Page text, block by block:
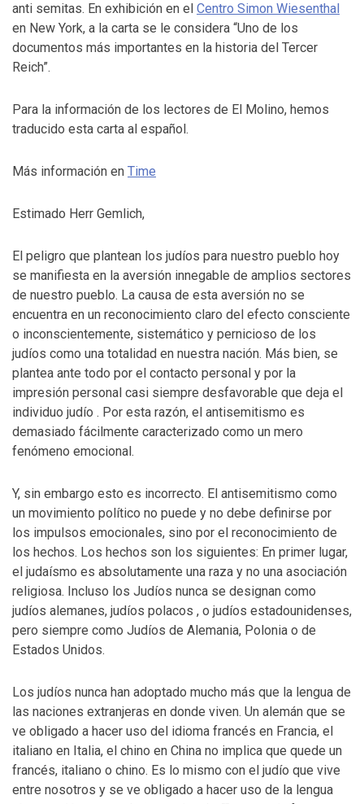
anti semitas. En exhibición en el Centro Simon Wiesenthal
en New York, a la carta se le considera “Uno de los
documentos más importantes en la historia del Tercer
Reich”.
Para la información de los lectores de El Molino, hemos
traducido esta carta al español.
Más información en Time
Estimado Herr Gemlich,
El peligro que plantean los judíos para nuestro pueblo hoy
se manifiesta en la aversión innegable de amplios sectores
de nuestro pueblo. La causa de esta aversión no se
encuentra en un reconocimiento claro del efecto consciente
o inconscientemente, sistemático y pernicioso de los
judíos como una totalidad en nuestra nación. Más bien, se
plantea ante todo por el contacto personal y por la
impresión personal casi siempre desfavorable que deja el
individuo judío . Por esta razón, el antisemitismo es
demasiado fácilmente caracterizado como un mero
fenómeno emocional.
Y, sin embargo esto es incorrecto. El antisemitismo como
un movimiento político no puede y no debe definirse por
los impulsos emocionales, sino por el reconocimiento de
los hechos. Los hechos son los siguientes: En primer lugar,
el judaísmo es absolutamente una raza y no una asociación
religiosa. Incluso los Judíos nunca se designan como
judíos alemanes, judíos polacos , o judíos estadounidenses,
pero siempre como Judíos de Alemania, Polonia o de
Estados Unidos.
Los judíos nunca han adoptado mucho más que la lengua de
las naciones extranjeras en donde viven. Un alemán que se
ve obligado a hacer uso del idioma francés en Francia, el
italiano en Italia, el chino en China no implica que quede un
francés, italiano o chino. Es lo mismo con el judío que vive
entre nosotros y se ve obligado a hacer uso de la lengua